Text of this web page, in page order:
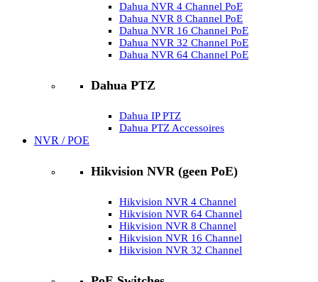
Dahua NVR 4 Channel PoE
Dahua NVR 8 Channel PoE
Dahua NVR 16 Channel PoE
Dahua NVR 32 Channel PoE
Dahua NVR 64 Channel PoE
Dahua PTZ
Dahua IP PTZ
Dahua PTZ Accessoires
NVR / POE
Hikvision NVR (geen PoE)
Hikvision NVR 4 Channel
Hikvision NVR 64 Channel
Hikvision NVR 8 Channel
Hikvision NVR 16 Channel
Hikvision NVR 32 Channel